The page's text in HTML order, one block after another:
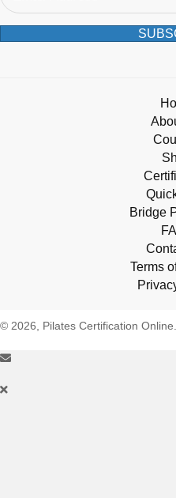
Bridge
Terms
© 2026, Pilates Certification